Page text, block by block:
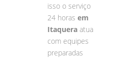
isso o serviço
24 horas em
Itaquera atua
com equipes
preparadas